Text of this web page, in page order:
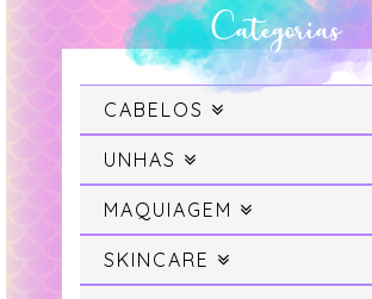
Categorias
CABELOS
Cabelo
Cabelo Colorido
Projeto Sereia
UNHAS
Swatches
Unhas da Semana
MAQUIAGEM
Maquiagem
SKINCARE